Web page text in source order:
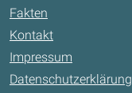
Fakten
Kontakt
Impressum
Datenschutzerklärung